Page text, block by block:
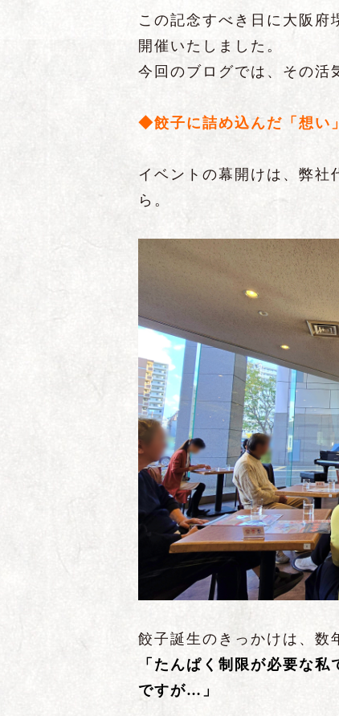
この記念すべき日に大阪府
開催いたしました。
今回のブログでは、その活
◆餃子に詰め込んだ「想い
イベントの幕開けは、弊社
ら。
餃子誕生のきっかけは、数
「たんぱく制限が必要な
ですが…」